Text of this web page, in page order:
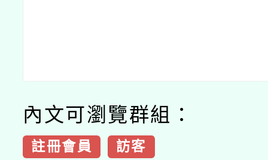
內文可瀏覽群組：
註冊會員 訪客